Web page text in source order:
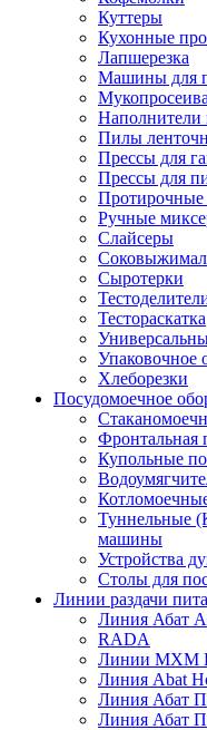
Куттеры
Кухонные
Лапшерезка
Машины для
Наполнители
Пилы
Прессы для
Прессы для
Ручные
Слайсеры
Сыротерки
Тестораскатка
Упаковочное
Хлеборезки
Посудомоечное
Фронтальная
Купольные
Туннельные
машины
Устройства
Столы для
Линии раздачи
Линия Абат
RADA
Линии МХМ
Линия Abat
Линия Абат
Линия Абат